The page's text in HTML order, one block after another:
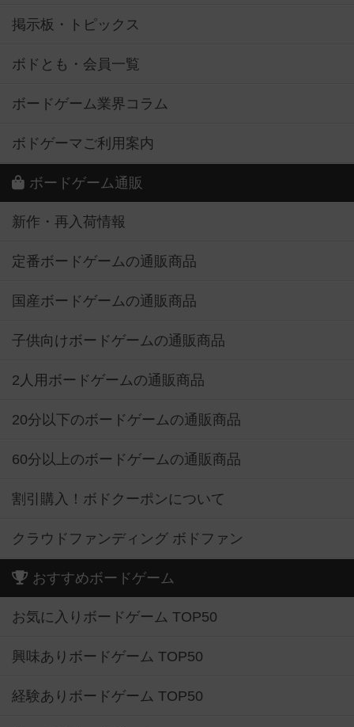
掲示板・トピックス
ボドとも・会員一覧
ボードゲーム業界コラム
ボドゲーマご利用案内
ボードゲーム通販
新作・再入荷情報
定番ボードゲームの通販商品
国産ボードゲームの通販商品
子供向けボードゲームの通販商品
2人用ボードゲームの通販商品
20分以下のボードゲームの通販商品
60分以上のボードゲームの通販商品
割引購入！ボドクーポンについて
クラウドファンディング ボドファン
おすすめボードゲーム
お気に入りボードゲーム TOP50
興味ありボードゲーム TOP50
経験ありボードゲーム TOP50